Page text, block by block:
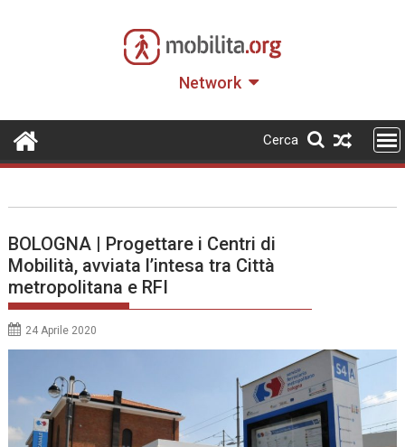
Network
Cerca
BOLOGNA | Progettare i Centri di
Mobilità, avviata l’intesa tra Città
metropolitana e RFI
24 Aprile 2020